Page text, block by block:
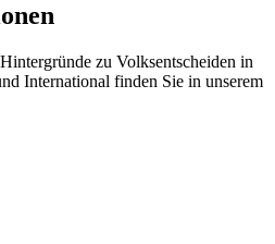
zu Volksentscheiden in
International finden Sie in unserem